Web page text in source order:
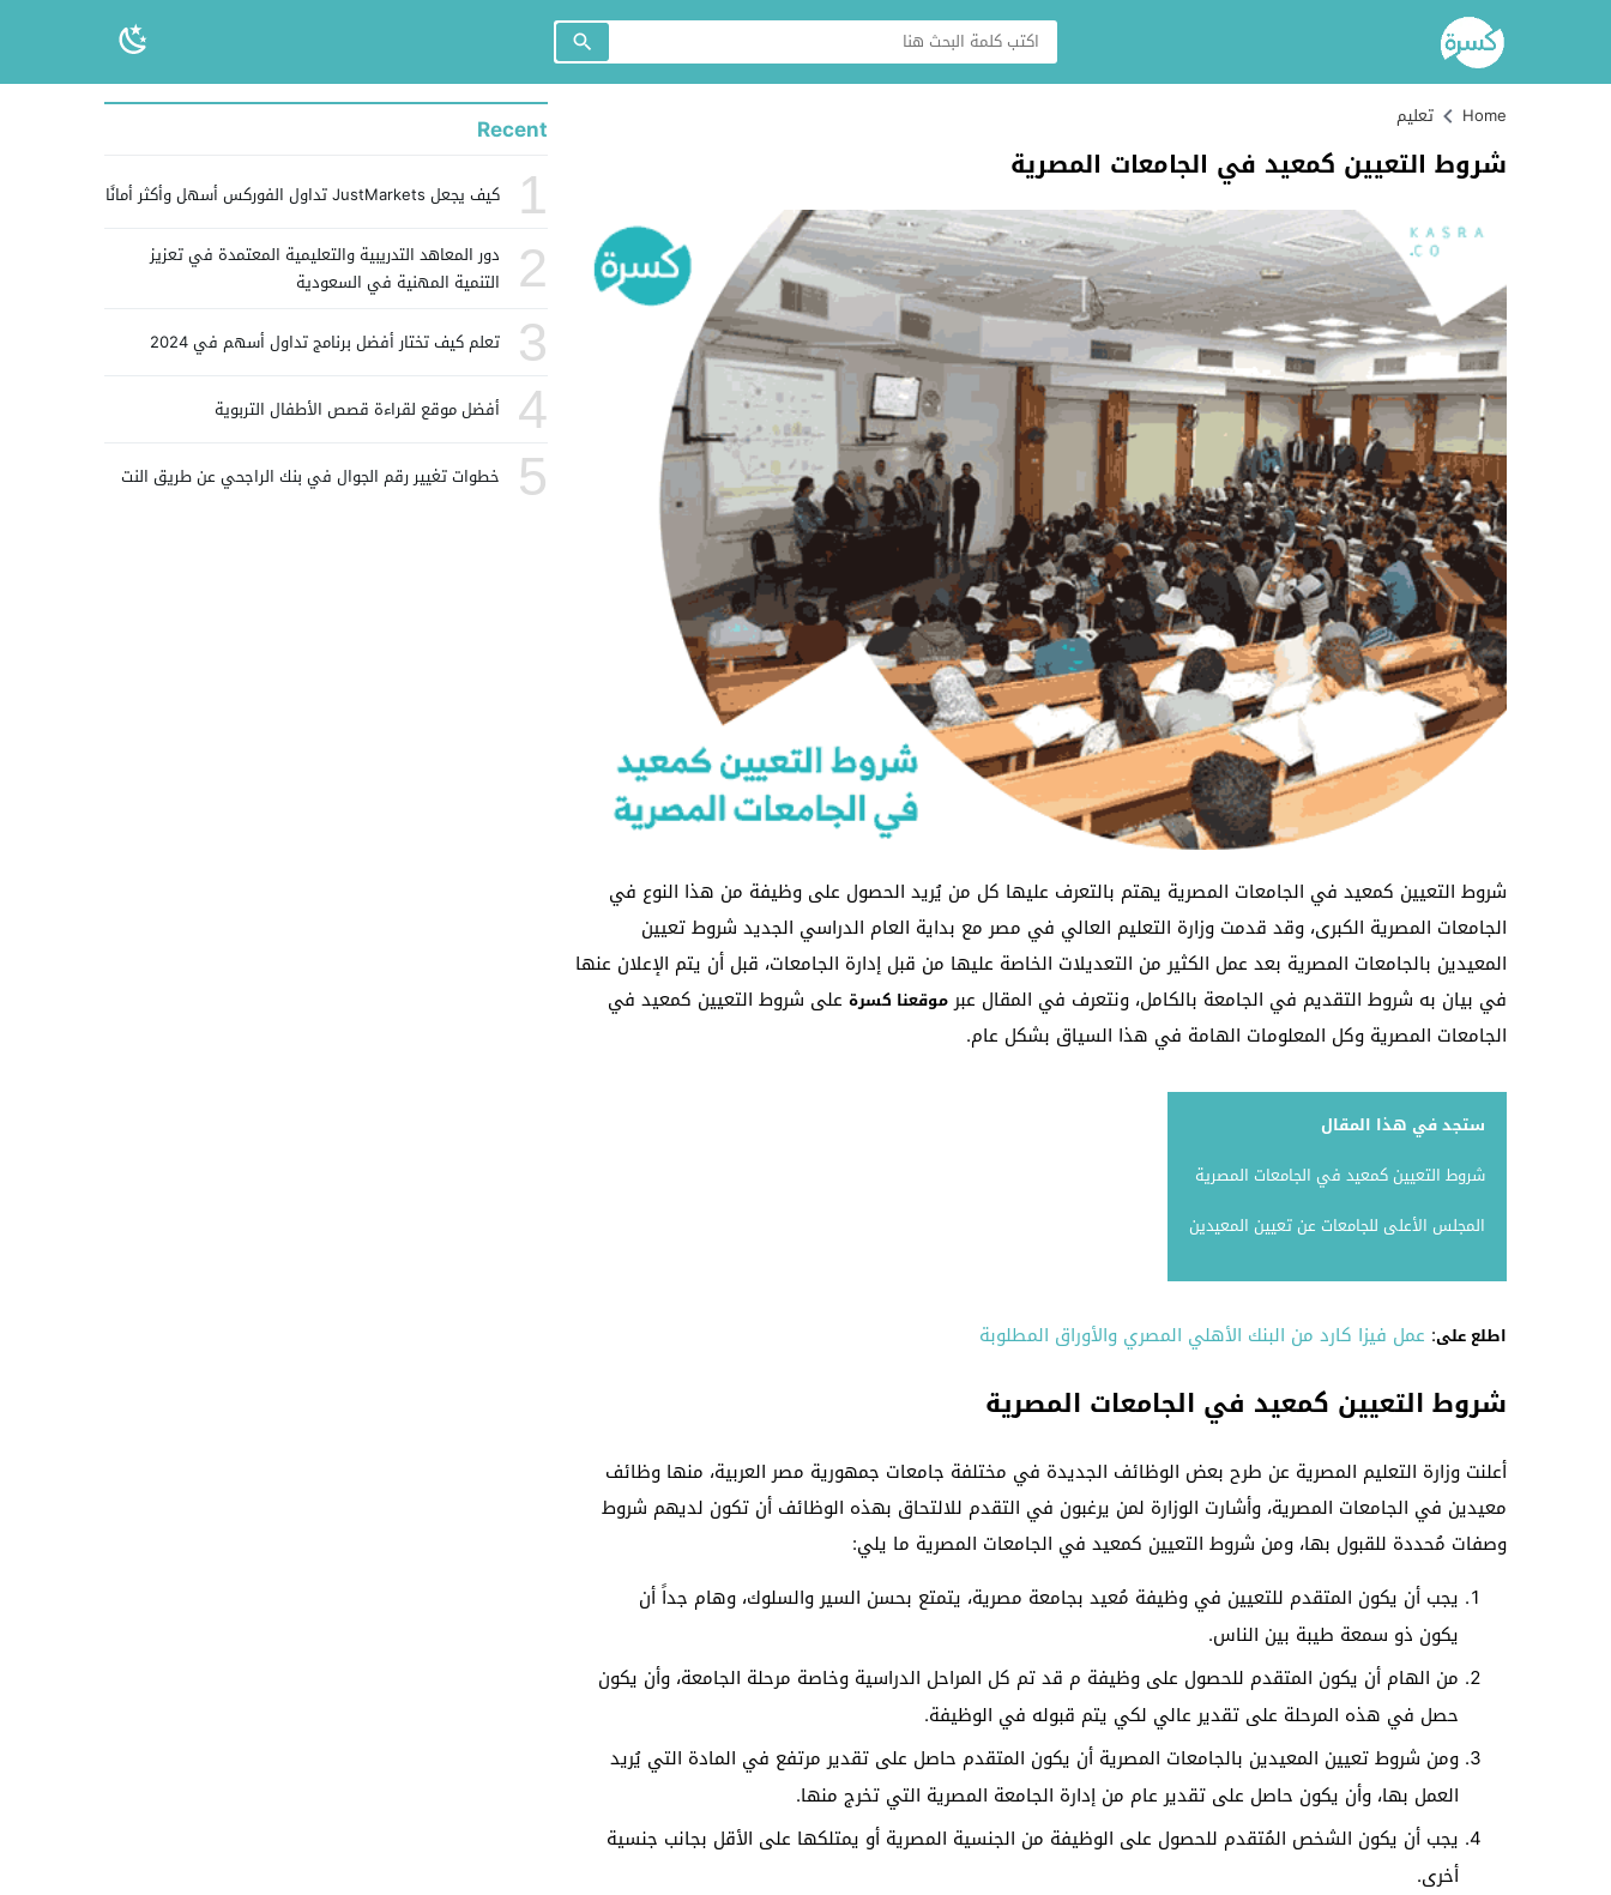
Home تعليم
شروط التعيين كمعيد في الجامعات المصرية
شروط التعيين كمعيد في الجامعات المصرية يهتم بالتعرف عليها كل من يُريد الحصول على وظيفة من هذا النوع في
الجامعات المصرية الكبرى، وقد قدمت وزارة التعليم العالي في مصر مع بداية العام الدراسي الجديد شروط تعيين
المعيدين بالجامعات المصرية بعد عمل الكثير من التعديلات الخاصة عليها من قبل إدارة الجامعات، قبل أن يتم الإعلان عنها
في بيان به شروط التقديم في الجامعة بالكامل، ونتعرف في المقال عبرموقعنا كسرة على شروط التعيين كمعيد في
الجامعات المصرية وكل المعلومات الهامة في هذا السياق بشكل عام.
ستجد في هذا المقال
شروط التعيين كمعيد في الجامعات المصرية
المجلس الأعلى للجامعات عن تعيين المعيدين
اطلع على: عمل فيزا كارد من البنك الأهلي المصري والأوراق المطلوبة
شروط التعيين كمعيد في الجامعات المصرية
أعلنت وزارة التعليم المصرية عن طرح بعض الوظائف الجديدة في مختلفة جامعات جمهورية مصر العربية، منها وظائف
معيدين في الجامعات المصرية، وأشارت الوزارة لمن يرغبون في التقدم للالتحاق بهذه الوظائف أن تكون لديهم شروط
وصفات مُحددة للقبول بها، ومن شروط التعيين كمعيد في الجامعات المصرية ما يلي:
يجب أن يكون المتقدم للتعيين في وظيفة مُعيد بجامعة مصرية، يتمتع بحسن السير والسلوك، وهام جداً أن
يكون ذو سمعة طيبة بين الناس.
من الهام أن يكون المتقدم للحصول على وظيفة م قد تم كل المراحل الدراسية وخاصة مرحلة الجامعة، وأن يكون
حصل في هذه المرحلة على تقدير عالي لكي يتم قبوله في الوظيفة.
ومن شروط تعيين المعيدين بالجامعات المصرية أن يكون المتقدم حاصل على تقدير مرتفع في المادة التي يُريد
العمل بها، وأن يكون حاصل على تقدير عام من إدارة الجامعة المصرية التي تخرج منها.
يجب أن يكون الشخص المُتقدم للحصول على الوظيفة من الجنسية المصرية أو يمتلكها على الأقل بجانب جنسية
أخرى.
Recent
1 كيف يجعل JustMarkets تداول الفوركس أسهل وأكثر أمانًا
2
دور المعاهد التدريبية والتعليمية المعتمدة في تعزيز
التنمية المهنية في السعودية
3 تعلم كيف تختار أفضل برنامج تداول أسهم في 2024
4 أفضل موقع لقراءة قصص الأطفال التربوية
5 خطوات تغيير رقم الجوال في بنك الراجحي عن طريق النت